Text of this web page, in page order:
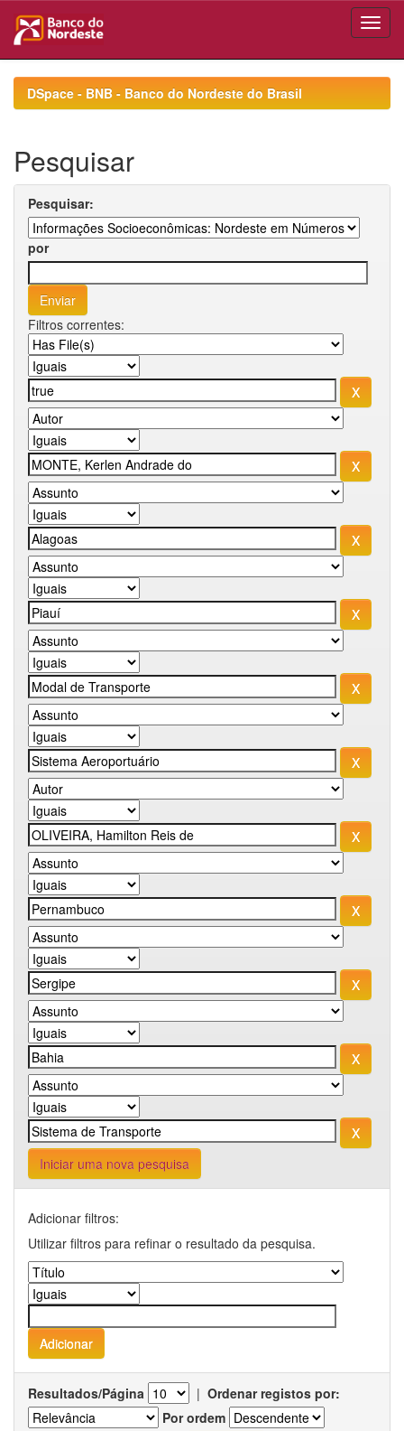
navigationDSpace - BNB - Banco do Nordeste do Brasil
Pesquisar
Pesquisar:
por
Filtros correntes:
Iniciar uma nova pesquisa
Adicionar filtros:
Utilizar filtros para refinar o resultado da pesquisa.
Resultados/Página | Ordenar registos por:
Por ordem